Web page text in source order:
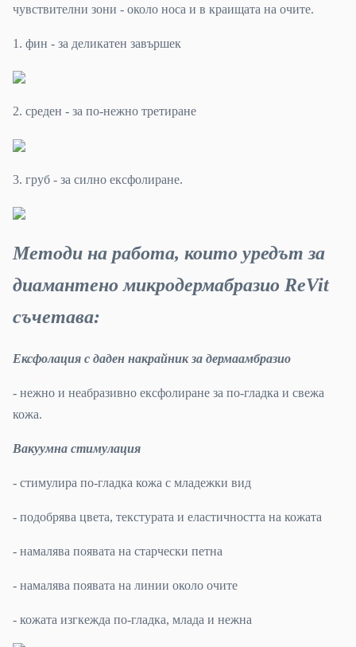
чувствителни зони - около носа и в краищата на очите.
1. фин - за деликатен завършек
2. среден - за по-нежно третиране
3. груб - за силно ексфолиране.
Методи на работа, които уредът за
диамантено микродермабразио ReVit
съчетава:
Ексфолация с даден накрайник за дермаамбразио
- нежно и неабразивно ексфолиране за по-гладка и свежа
кожа.
Вакуумна стимулация
- стимулира по-гладка кожа с младежки вид
- подобрява цвета, текстурата и еластичността на кожата
- намалява появата на старчески петна
- намалява появата на линии около очите
- кожата изгкежда по-гладка, млада и нежна